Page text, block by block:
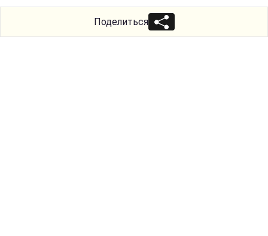
Поделиться